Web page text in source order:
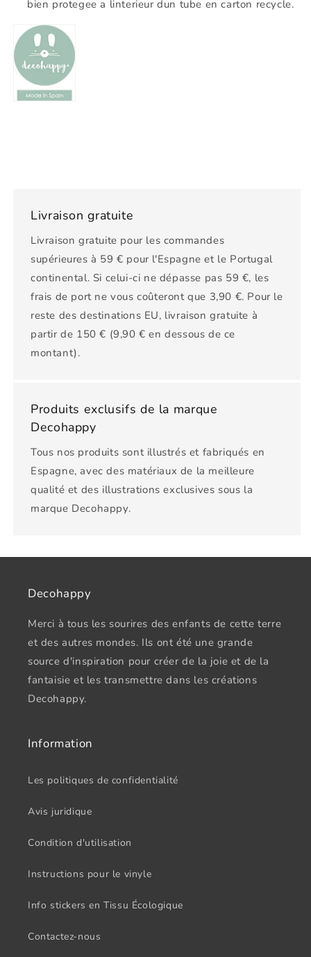
bien protegee a linterieur dun tube en carton recycle.
Livraison gratuite
Livraison gratuite pour les commandes
supérieures à 59 € pour l'Espagne et le Portugal
continental. Si celui-ci ne dépasse pas 59 €, les
frais de port ne vous coûteront que 3,90 €. Pour le
reste des destinations EU, livraison gratuite à
partir de 150 € (9,90 € en dessous de ce
montant).
Produits exclusifs de la marque
Decohappy
Tous nos produits sont illustrés et fabriqués en
Espagne, avec des matériaux de la meilleure
qualité et des illustrations exclusives sous la
marque Decohappy.
Decohappy
Merci à tous les sourires des enfants de cette terre
et des autres mondes. Ils ont été une grande
source d'inspiration pour créer de la joie et de la
fantaisie et les transmettre dans les créations
Decohappy.
Information
Les politiques de confidentialité
Avis juridique
Condition d'utilisation
Instructions pour le vinyle
Info stickers en Tissu Écologique
Contactez-nous